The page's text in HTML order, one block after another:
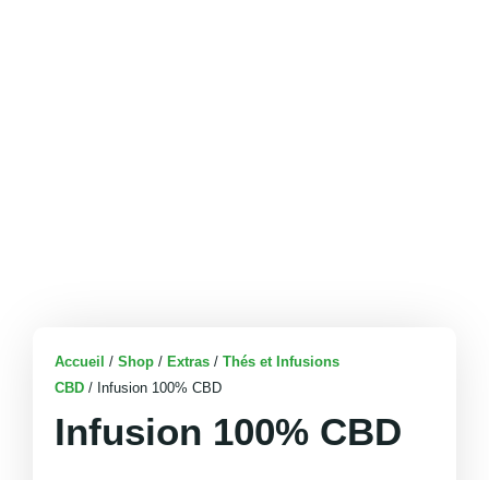
Accueil / Shop / Extras / Thés et Infusions
CBD / Infusion 100% CBD
Infusion 100% CBD